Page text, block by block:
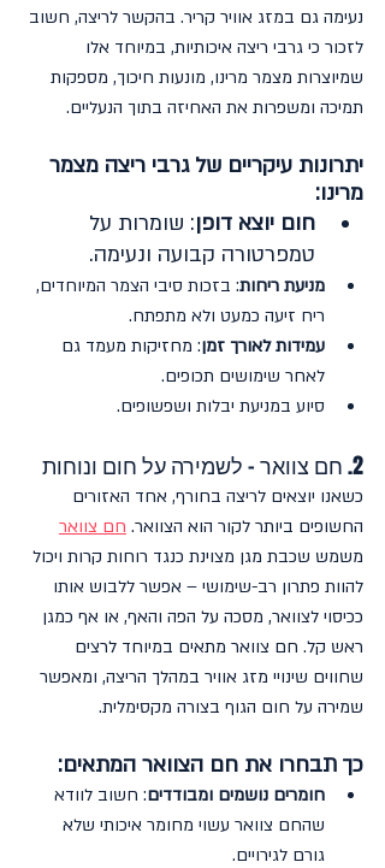
נעימה גם במזג אוויר קריר. בהקשר לריצה, חשוב
לזכור כי גרבי ריצה איכותיות, במיוחד אלו
שמיוצרות מצמר מרינו, מונעות חיכוך, מספקות
תמיכה ומשפרות את האחיזה בתוך הנעליים.
יתרונות עיקריים של גרבי ריצה מצמר
מרינו:
חום יוצא דופן: שומרות על
טמפרטורה קבועה ונעימה.
מניעת ריחות: בזכות סיבי הצמר המיוחדים,
ריח זיעה כמעט ולא מתפתח.
עמידות לאורך זמן: מחזיקות מעמד גם
לאחר שימושים תכופים.
סיוע במניעת יבלות ושפשופים.
2. חם צוואר – לשמירה על חום ונוחות
כשאנו יוצאים לריצה בחורף, אחד האזורים
החשופים ביותר לקור הוא הצוואר. חם צוואר
משמש שכבת מגן מצוינת כנגד רוחות קרות ויכול
להוות פתרון רב-שימושי – אפשר ללבוש אותו
ככיסוי לצוואר, מסכה על הפה והאף, או אף כמגן
ראש קל. חם צוואר מתאים במיוחד לרצים
שחווים שינויי מזג אוויר במהלך הריצה, ומאפשר
שמירה על חום הגוף בצורה מקסימלית.
כך תבחרו את חם הצוואר המתאים:
חומרים נושמים ומבודדים: חשוב לוודא
שהחם צוואר עשוי מחומר איכותי שלא
גורם לגירויים.